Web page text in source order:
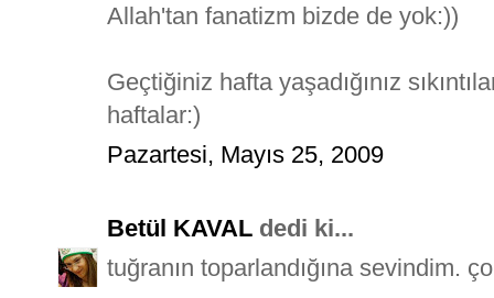
Allah'tan fanatizm bizde de yok:))
Geçtiğiniz hafta yaşadığınız
haftalar:)
Pazartesi, Mayıs 25, 2009
Betül KAVAL dedi ki...
tuğranın toparlandığına sevindim.